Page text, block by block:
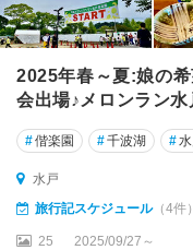
2025年春～夏:娘の
会出場♪メロンラン
#偕楽園 #千波湖 #
水戸
旅行記スケジュール（4件）
25 2025/09/27～